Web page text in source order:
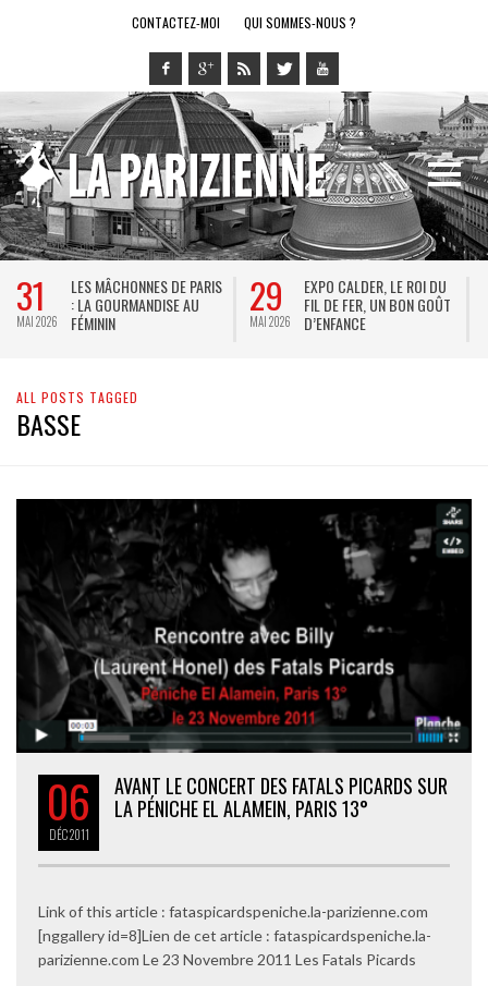
CONTACTEZ-MOI QUI SOMMES-NOUS ?
31
MAI 2026
LES MÂCHONNES DE PARIS
: LA GOURMANDISE AU
FÉMININ
29
MAI 2026
EXPO CALDER, LE ROI DU
FIL DE FER, UN BON GOÛT
D’ENFANCE
ALL POSTS TAGGED
BASSE
06
DÉC2011
AVANT LE CONCERT DES FATALS PICARDS SUR
LA PÉNICHE EL ALAMEIN, PARIS 13°
Link of this article : fataspicardspeniche.la-parizienne.com
[nggallery id=8]Lien de cet article : fataspicardspeniche.la-
parizienne.com Le 23 Novembre 2011 Les Fatals Picards